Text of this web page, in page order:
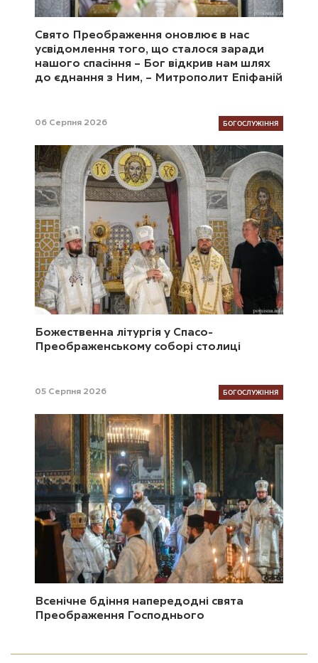
Свято Преображення оновлює в нас
усвідомлення того, що сталося заради
нашого спасіння – Бог відкрив нам шлях
до єднання з Ним, – Митрополит Епіфаній
06 Серпня 2026 БОГОСЛУЖІННЯ
Божественна літургія у Спасо-
Преображенському соборі столиці
05 Серпня 2026 БОГОСЛУЖІННЯ
Всенічне бдіння напередодні свята
Преображення Господнього